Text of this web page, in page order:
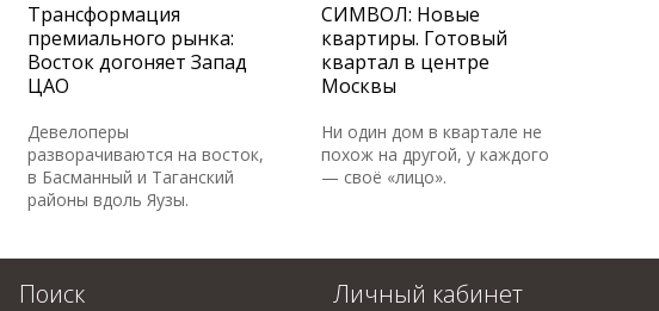
Трансформация
премиального рынка:
Восток догоняет Запад
ЦАО
Девелоперы
разворачиваются на восток,
в Басманный и Таганский
районы вдоль Яузы.
СИМВОЛ: Новые
квартиры. Готовый
квартал в центре
Москвы
Ни один дом в квартале не
похож на другой, у каждого
— своё «лицо».
Поиск Личный кабинет